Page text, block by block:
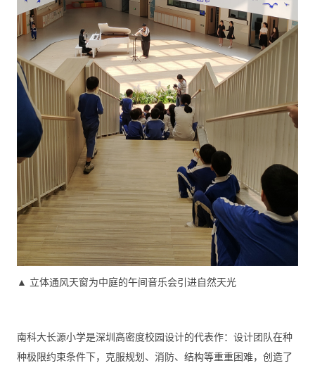
▲ 立体通风天窗为中庭的午间音乐会引进自然天光
南科大长源小学是深圳高密度校园设计的代表作：设计团队在种
种极限约束条件下，克服规划、消防、结构等重重困难，创造了